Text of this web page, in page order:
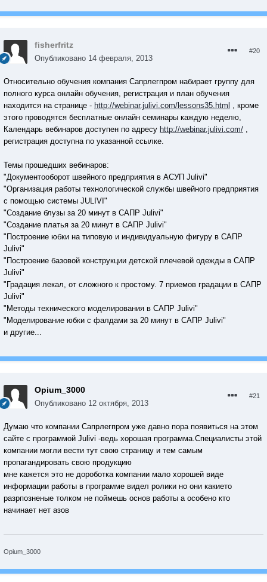
fisherfritz
Опубликовано 14 февраля, 2013
#20
Относительно обучения компания Сапрлегпром набирает группу для
полного курса онлайн обучения, регистрация и план обучения
находится на странице - http://webinar.julivi.com/lessons35.html , кроме
этого проводятся бесплатные онлайн семинары каждую неделю,
Календарь вебинаров доступен по адресу http://webinar.julivi.com/ ,
регистрация доступна по указанной ссылке.
Темы прошедших вебинаров:
"Документооборот швейного предприятия в АСУП Julivi"
"Организация работы технологической службы швейного предприятия
с помощью системы JULIVI"
"Создание блузы за 20 минут в САПР Julivi"
"Создание платья за 20 минут в САПР Julivi"
"Построение юбки на типовую и индивидуальную фигуру в САПР
Julivi"
"Построение базовой конструкции детской плечевой одежды в САПР
Julivi"
"Градация лекал, от сложного к простому. 7 приемов градации в САПР
Julivi"
"Методы технического моделирования в САПР Julivi"
"Моделирование юбки с фалдами за 20 минут в САПР Julivi"
и другие...
Opium_3000
Опубликовано 12 октября, 2013
#21
Думаю что компании Сапрлегпром уже давно пора появиться на этом
сайте с программой Julivi -ведь хорошая программа.Специалисты этой
компании могли вести тут свою страницу и тем самым
пропагандировать свою продукцию
мне кажется это не дороботка компании мало хорошей виде
информации работы в программе видел ролики но они какието
разрпозненые толком не поймешь основ работы а особено кто
начинает нет азов
Opium_3000